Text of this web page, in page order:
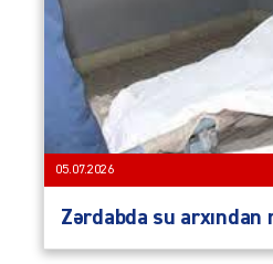
05.07.2026
Zərdabda su arxından